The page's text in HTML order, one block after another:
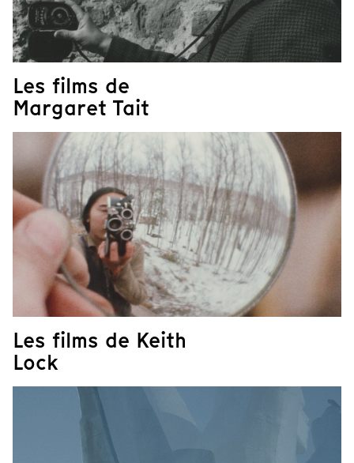
Les films de
Margaret Tait
Les films de Keith
Lock